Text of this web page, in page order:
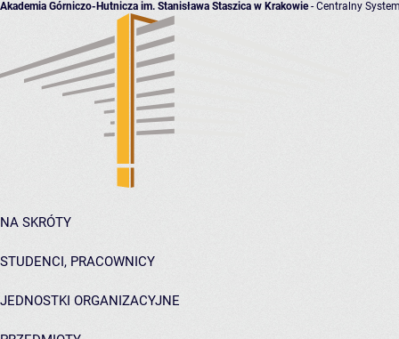
Akademia Górniczo-Hutnicza im. Stanisława Staszica w Krakowie- Centralny
NA SKRÓTY
STUDENCI, PRACOWNICY
JEDNOSTKI ORGANIZACYJNE